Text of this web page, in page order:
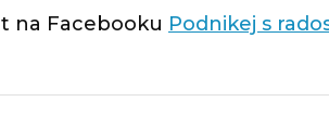
na Facebooku Podnikej s